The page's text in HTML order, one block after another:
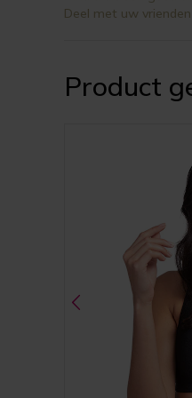
Deel met uw vrienden
Product